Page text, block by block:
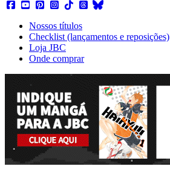
Nossos títulos
Checklist (lançamentos e reposições)
Loja JBC
Onde comprar